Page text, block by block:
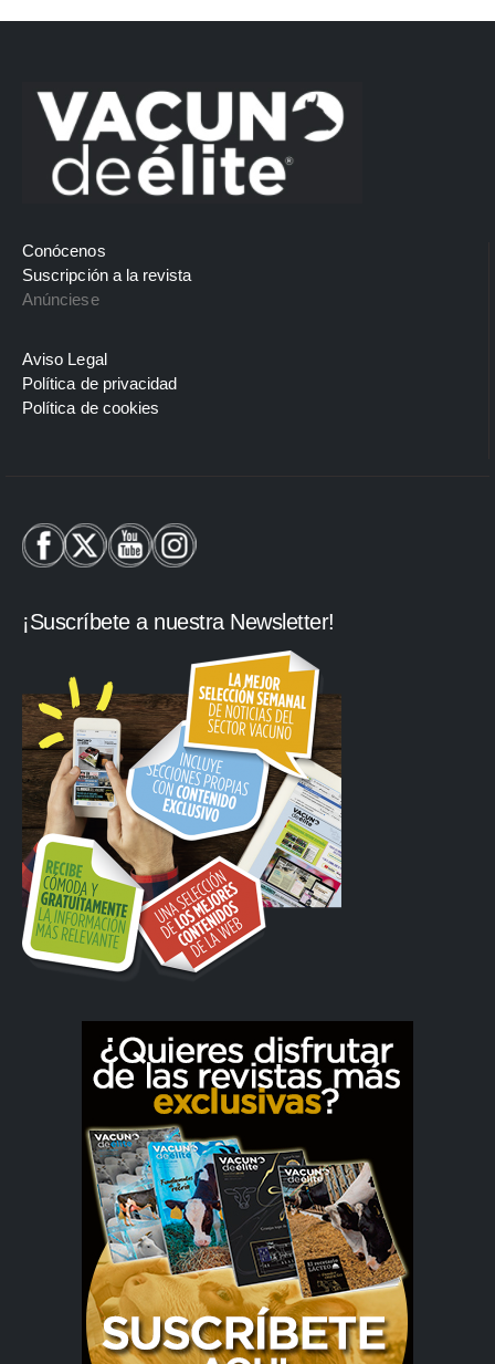
Conócenos
Suscripción a la revista
Anúnciese
Aviso Legal
Política de privacidad
Política de cookies
¡Suscríbete a nuestra Newsletter!